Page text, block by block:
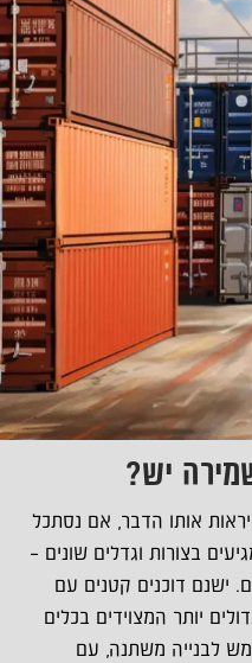
יש?
אותו הדבר, אם נסתכל
בצורות וגדלים שונים –
ישנם דוכנים קטנים עם
יותר המצוידים בכלים
לבנייה משתנה, עם